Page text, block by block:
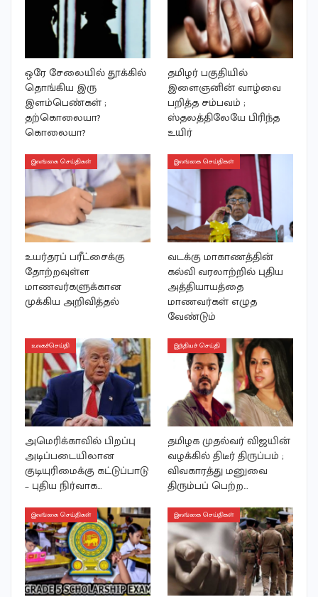
ஒரே சேலையில் தூக்கில்
தொங்கிய இரு
இளம்பெண்கள் ;
தற்கொலையா?
கொலையா?
தமிழர் பகுதியில்
இளைஞனின் வாழ்வை
பறித்த சம்பவம் ;
ஸ்தலத்திலேயே பிரிந்த
உயிர்
இலங்கை செய்திகள்
உயர்தரப் பரீட்சைக்கு
தோற்றவுள்ள
மாணவர்களுக்கான
முக்கிய அறிவித்தல்
இலங்கை செய்திகள்
வடக்கு மாகாணத்தின்
கல்வி வரலாற்றில் புதிய
அத்தியாயத்தை
மாணவர்கள் எழுத
வேண்டும்
உலகச்செய்தி
அமெரிக்காவில் பிறப்பு
அடிப்படையிலான
குடியுரிமைக்கு கட்டுப்பாடு
– புதிய நிர்வாக…
இந்தியச் செய்தி
தமிழக முதல்வர் விஜயின்
வழக்கில் திடீர் திருப்பம் ;
விவகாரத்து மனுவை
திரும்பப் பெற்ற…
இலங்கை செய்திகள் இலங்கை செய்திகள்